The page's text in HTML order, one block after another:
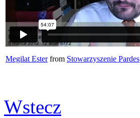
Megilat Esterfrom Stowarzyszenie Pardes
Wstecz